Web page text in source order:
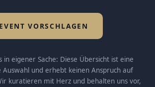
EVENT VORSCHLAGEN
in eigener Sache: Diese Übersicht ist eine
Auswahl und erhebt keinen Anspruch auf
kuratieren mit Herz und behalten uns vor,